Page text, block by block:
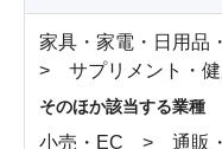
家具・家電・日用
> サプリメント・健
そのほか該当する業種
小売・EC > 通販